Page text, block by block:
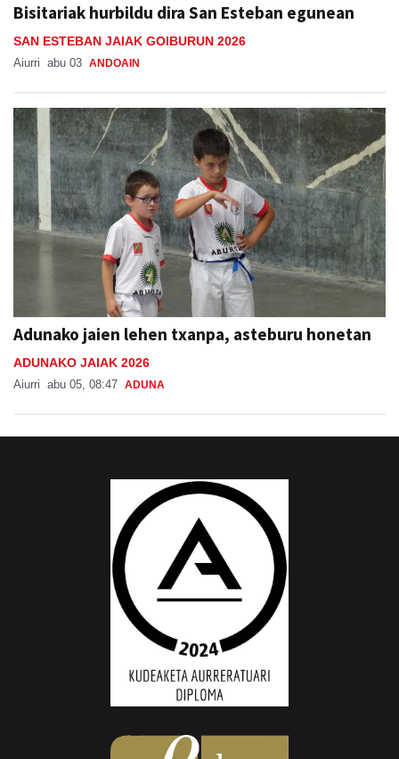
Bisitariak hurbildu dira San Esteban egunean
SAN ESTEBAN JAIAK GOIBURUN 2026
Aiurri abu 03 ANDOAIN
Adunako jaien lehen txanpa, asteburu honetan
ADUNAKO JAIAK 2026
Aiurri abu 05, 08:47 ADUNA